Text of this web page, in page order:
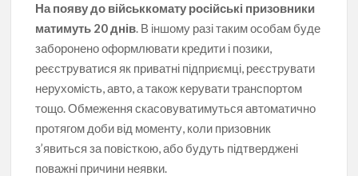
На появу до військкомату російські призовники
матимуть 20 днів. В іншому разі таким особам буде
заборонено оформлювати кредити і позики,
реєструватися як приватні підприємці, реєструвати
нерухомість, авто, а також керувати транспортом
тощо. Обмеження скасовуватимуться автоматично
протягом доби від моменту, коли призовник
з’явиться за повісткою, або будуть підтверджені
поважні причини неявки.